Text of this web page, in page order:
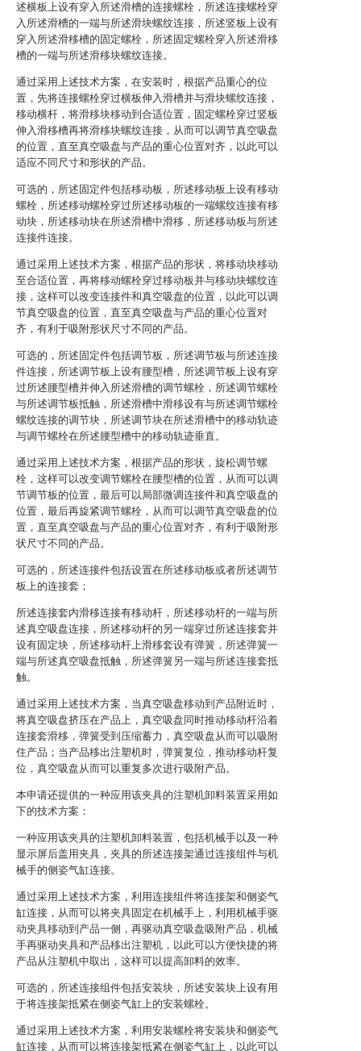
述横板上设有穿入所述滑槽的连接螺栓，所述连接螺栓穿
入所述滑槽的一端与所述滑块螺纹连接，所述竖板上设有
穿入所述滑移槽的固定螺栓，所述固定螺栓穿入所述滑移
槽的一端与所述滑移块螺纹连接。
通过采用上述技术方案，在安装时，根据产品重心的位
置，先将连接螺栓穿过横板伸入滑槽并与滑块螺纹连接，
移动横杆，将滑移块移动到合适位置，固定螺栓穿过竖板
伸入滑移槽再将滑移块螺纹连接，从而可以调节真空吸盘
的位置，直至真空吸盘与产品的重心位置对齐，以此可以
适应不同尺寸和形状的产品。
可选的，所述固定件包括移动板，所述移动板上设有移动
螺栓，所述移动螺栓穿过所述移动板的一端螺纹连接有移
动块，所述移动块在所述滑槽中滑移，所述移动板与所述
连接件连接。
通过采用上述技术方案，根据产品的形状，将移动块移动
至合适位置，再将移动螺栓穿过移动板并与移动块螺纹连
接，这样可以改变连接件和真空吸盘的位置，以此可以调
节真空吸盘的位置，直至真空吸盘与产品的重心位置对
齐，有利于吸附形状尺寸不同的产品。
可选的，所述固定件包括调节板，所述调节板与所述连接
件连接，所述调节板上设有腰型槽，所述调节板上设有穿
过所述腰型槽并伸入所述滑槽的调节螺栓，所述调节螺栓
与所述调节板抵触，所述滑槽中滑移设有与所述调节螺栓
螺纹连接的调节块，所述调节块在所述滑槽中的移动轨迹
与调节螺栓在所述腰型槽中的移动轨迹垂直。
通过采用上述技术方案，根据产品的形状，旋松调节螺
栓，这样可以改变调节螺栓在腰型槽的位置，从而可以调
节调节板的位置，最后可以局部微调连接件和真空吸盘的
位置，最后再旋紧调节螺栓，从而可以调节真空吸盘的位
置，直至真空吸盘与产品的重心位置对齐，有利于吸附形
状尺寸不同的产品。
可选的，所述连接件包括设置在所述移动板或者所述调节
板上的连接套；
所述连接套内滑移连接有移动杆，所述移动杆的一端与所
述真空吸盘连接，所述移动杆的另一端穿过所述连接套并
设有固定块，所述移动杆上滑移套设有弹簧，所述弹簧一
端与所述真空吸盘抵触，所述弹簧另一端与所述连接套抵
触。
通过采用上述技术方案，当真空吸盘移动到产品附近时，
将真空吸盘挤压在产品上，真空吸盘同时推动移动杆沿着
连接套滑移，弹簧受到压缩蓄力，真空吸盘从而可以吸附
住产品；当产品移出注塑机时，弹簧复位，推动移动杆复
位，真空吸盘从而可以重复多次进行吸附产品。
本申请还提供的一种应用该夹具的注塑机卸料装置采用如
下的技术方案：
一种应用该夹具的注塑机卸料装置，包括机械手以及一种
显示屏后盖用夹具，夹具的所述连接架通过连接组件与机
械手的侧姿气缸连接。
通过采用上述技术方案，利用连接组件将连接架和侧姿气
缸连接，从而可以将夹具固定在机械手上，利用机械手驱
动夹具移动到产品一侧，再驱动真空吸盘吸附产品，机械
手再驱动夹具和产品移出注塑机，以此可以方便快捷的将
产品从注塑机中取出，这样可以提高卸料的效率。
可选的，所述连接组件包括安装块，所述安装块上设有用
于将连接架抵紧在侧姿气缸上的安装螺栓。
通过采用上述技术方案，利用安装螺栓将安装块和侧姿气
缸连接，从而可以将连接架抵紧在侧姿气缸上，以此可以